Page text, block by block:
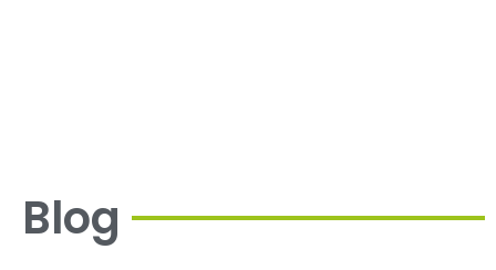
Blog